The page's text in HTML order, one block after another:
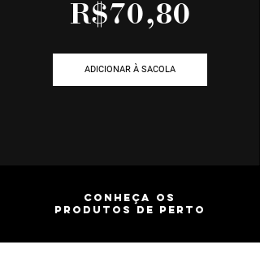
R$70,80
ADICIONAR À SACOLA
CONHEÇA OS
PRODUTOS DE PERTO